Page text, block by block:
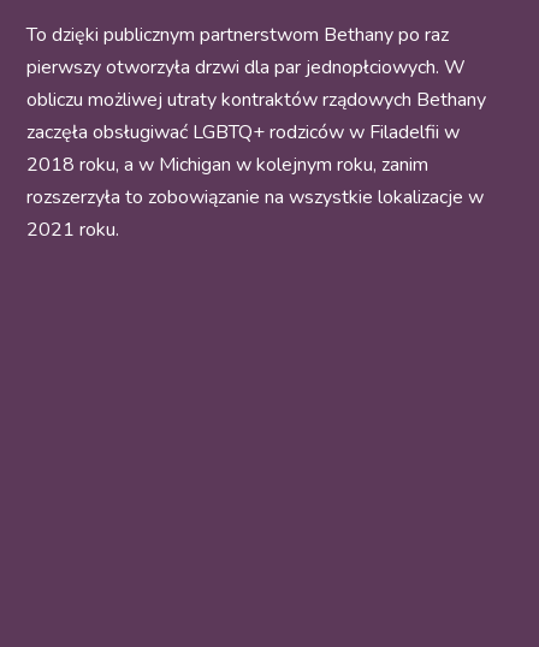
To dzięki publicznym partnerstwom Bethany po raz
pierwszy otworzyła drzwi dla par jednopłciowych. W
obliczu możliwej utraty kontraktów rządowych Bethany
zaczęła obsługiwać LGBTQ+ rodziców w Filadelfii w
2018 roku, a w Michigan w kolejnym roku, zanim
rozszerzyła to zobowiązanie na wszystkie lokalizacje w
2021 roku.